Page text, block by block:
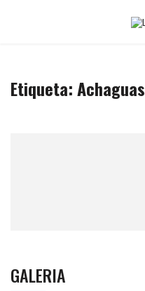
Etiqueta:Achaguas
GALERIA